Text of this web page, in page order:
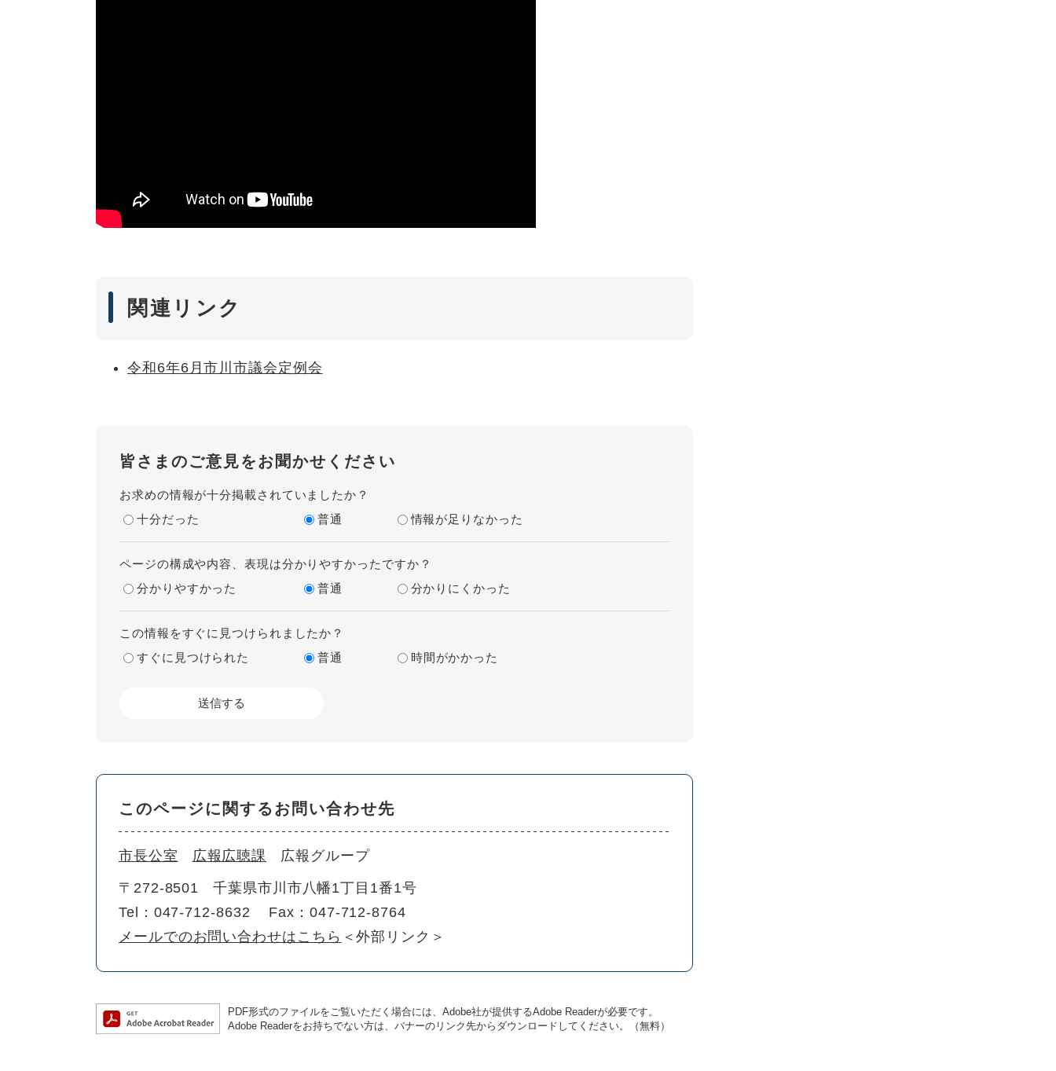
関連リンク
令和6年6月市川市議会定例会
皆さまのご意見をお聞かせください
お求めの情報が十分掲載されていましたか？
十分だった
普通 情報が足りなかった
ページの構成や内容、表現は分かりやすかったですか？
分かりやすかった
普通 分かりにくかった
この情報をすぐに見つけられましたか？
すぐに見つけられた
普通 時間がかかった
このページに関するお問い合わせ先
市長公室 広報広聴課 広報グループ
〒272-8501
千葉県市川市八幡1丁目1番1号
Tel：047-712-8632
Fax：047-712-8764
メールでのお問い合わせはこちら ＜外部リンク＞
PDF形式のファイルをご覧いただく場合には、Adobe社が提供するAdobe Readerが必要です。
Adobe Readerをお持ちでない方は、バナーのリンク先からダウンロードしてください。（無料）